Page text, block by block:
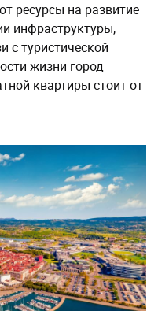
ресурсы на развитие
инфраструктуры,
с туристической
жизни город
квартиры стоит от